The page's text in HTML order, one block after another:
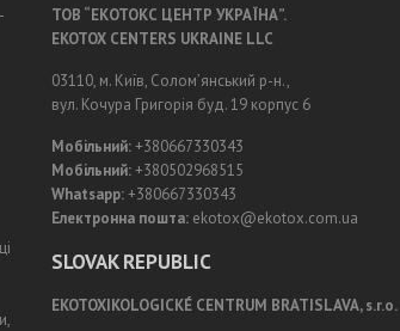
ТОВ “ЕКОТОКС ЦЕНТР УКРАЇНА”.
EKOTOX CENTERS UKRAINE LLC
03110, м. Київ, Солом’янський р-н.,
вул. Кочура Григорія буд. 19 корпус 6
Мобільний:+380667330343
Мобільний:+380502968515
Whatsapp:+380667330343
Електронна пошта:ekotox@ekotox.com.ua
SLOVAK REPUBLIC
EKOTOXIKOLOGICKÉ CENTRUM BRATISLAVA, s.r.o.